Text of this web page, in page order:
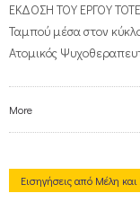
ΕΚΔΟΣΗ ΤΟΥ ΕΡΓΟΥ
Ταμπού μέσα στον
Ατομικός
More
Εισηγήσεις από Μέλη